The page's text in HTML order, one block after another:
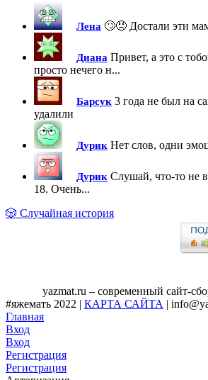
Лена 🙄😠 Достали эти
Диана Привет, а это с
просто нечего н...
Барсук 3 года не был на
удалили
Дурик Нет слов, одни
Дурик Слушай, что-то не
18. Очень...
🎲 Случайная история
yazmat.ru – современный сайт-
#яжемать 2022 | КАРТА САЙТА |
Главная
Вход
Вход
Регистрация
Регистрация